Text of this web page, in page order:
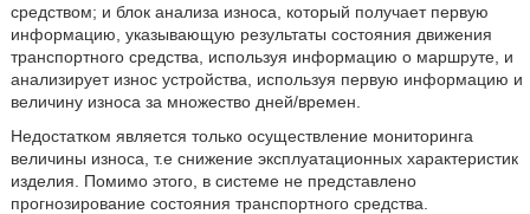
средством; и блок анализа износа, который получает первую
информацию, указывающую результаты состояния движения
транспортного средства, используя информацию о маршруте, и
анализирует износ устройства, используя первую информацию и
величину износа за множество дней/времен.
Недостатком является только осуществление мониторинга
величины износа, т.е снижение эксплуатационных характеристик
изделия. Помимо этого, в системе не представлено
прогнозирование состояния транспортного средства.